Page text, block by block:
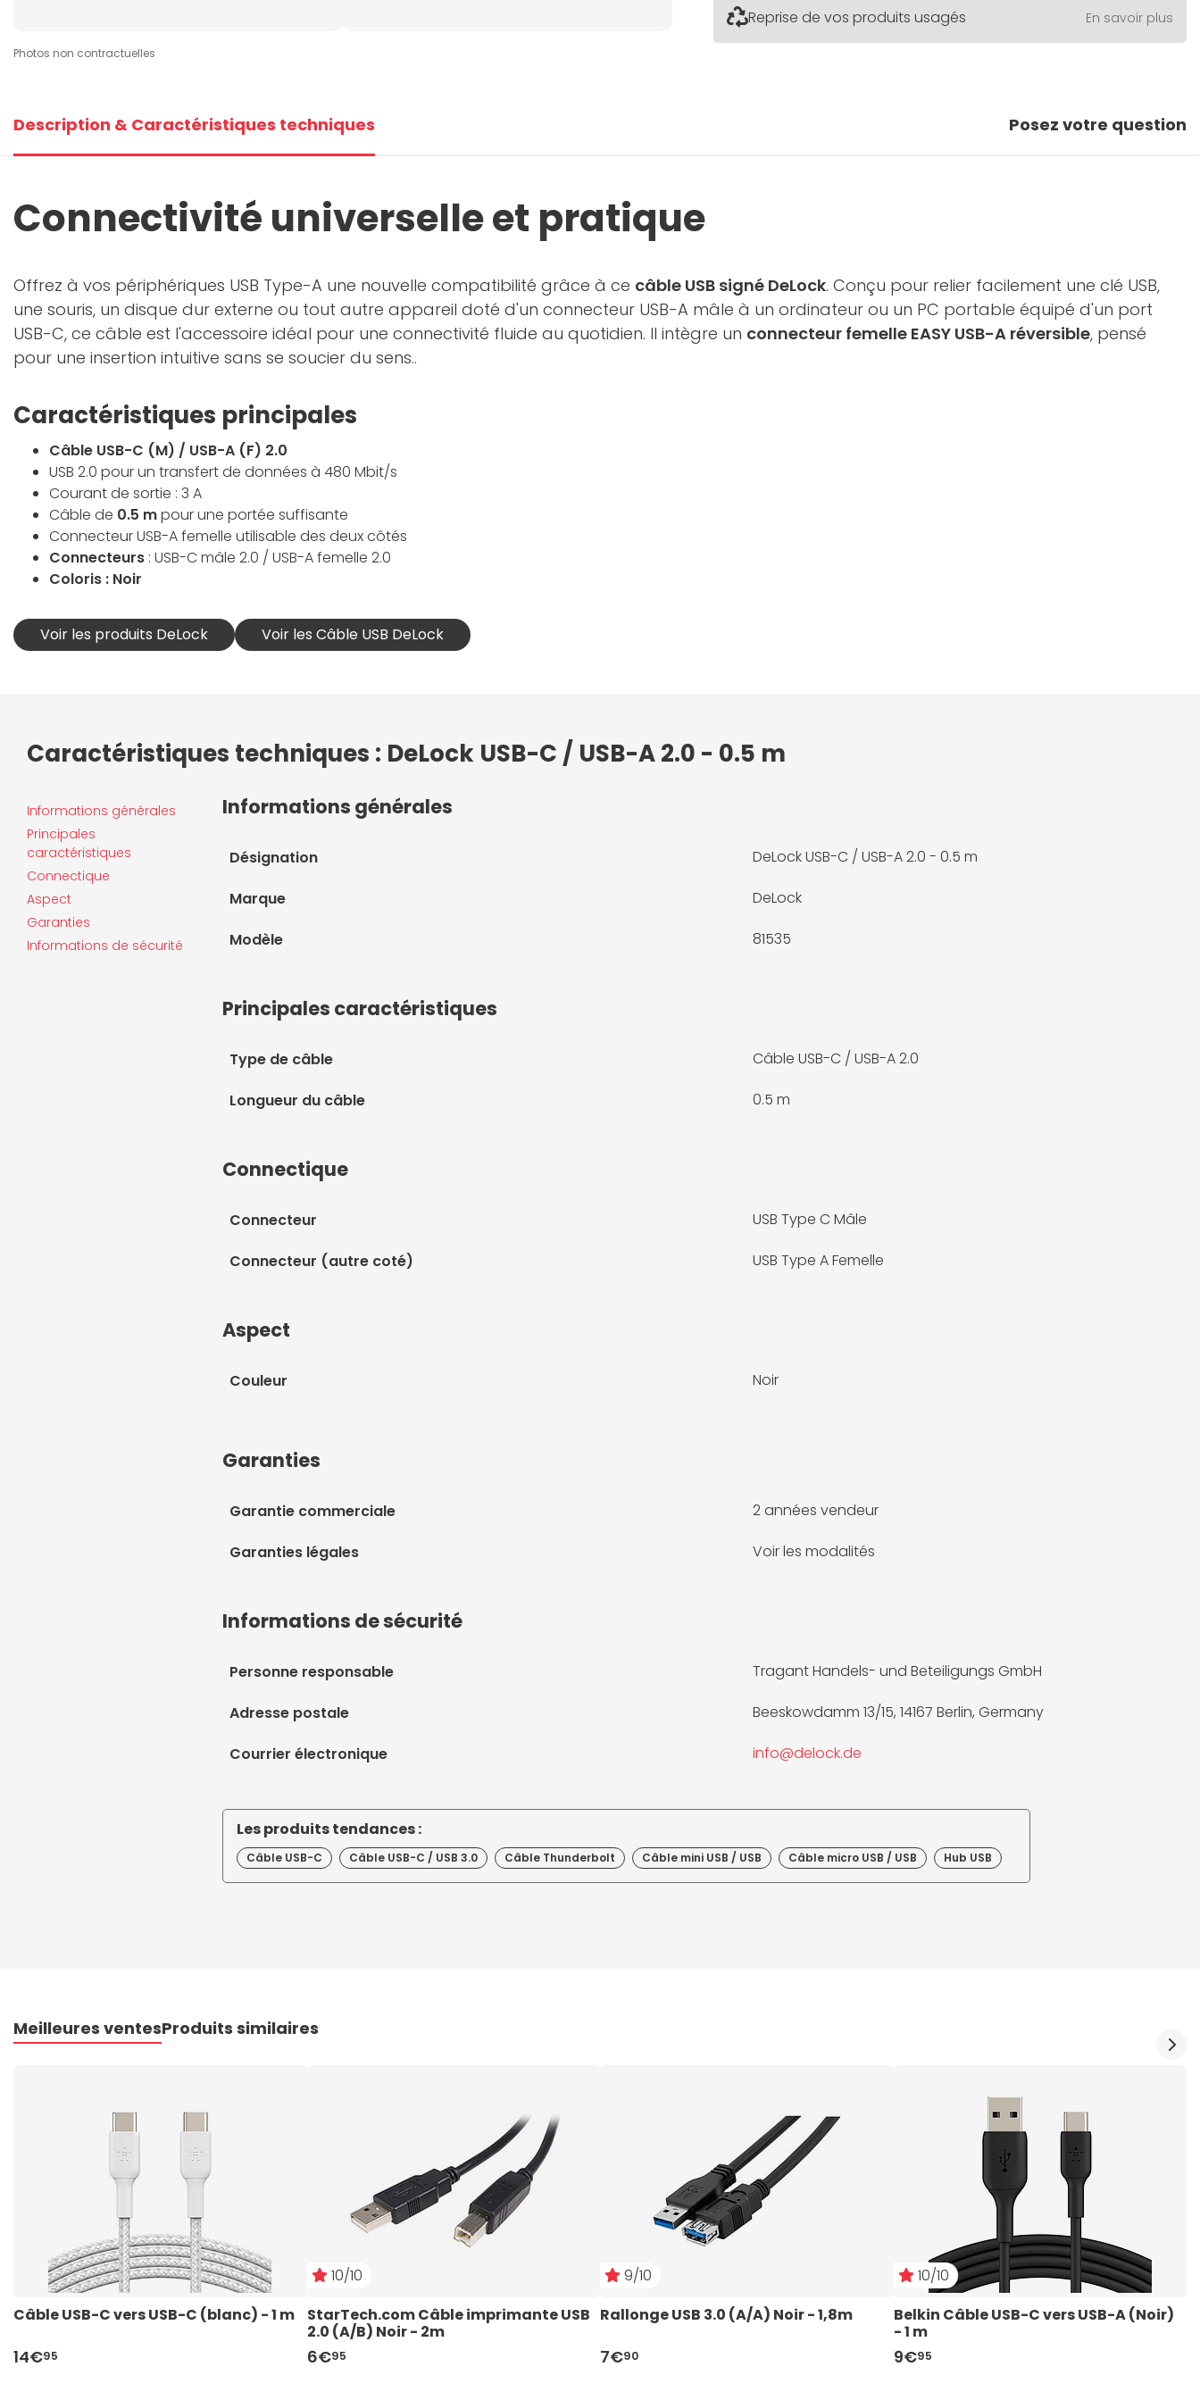
Photos non contractuelles
Reprise de vos produits usagés En savoir plus
Description & Caractéristiques techniques Posez votre question
Connectivité universelle et pratique
Offrez à vos périphériques USB Type-A une nouvelle compatibilité grâce à ce câble USB signé DeLock. Conçu pour relier facilement une clé USB,
une souris, un disque dur externe ou tout autre appareil doté d'un connecteur USB-A mâle à un ordinateur ou un PC portable équipé d'un port
USB-C, ce câble est l'accessoire idéal pour une connectivité fluide au quotidien. Il intègre un connecteur femelle EASY USB-A réversible, pensé
pour une insertion intuitive sans se soucier du sens..
Caractéristiques principales
Câble USB-C (M) / USB-A (F) 2.0
USB 2.0 pour un transfert de données à 480 Mbit/s
Courant de sortie : 3 A
Câble de 0.5 mpour une portée suffisante
Connecteur USB-A femelle utilisable des deux côtés
Connecteurs : USB-C mâle 2.0 / USB-A femelle 2.0
Coloris : Noir
Voir les produits DeLock Voir les Câble USB DeLock
Caractéristiques techniques : DeLock USB-C / USB-A 2.0 - 0.5 m
Informations générales
Principales
caractéristiques
Connectique
Aspect
Garanties
Informations de sécurité
Informations générales
Désignation DeLock USB-C / USB-A 2.0 - 0.5 m
Marque DeLock
Modèle 81535
Principales caractéristiques
Type de câble Câble USB-C / USB-A 2.0
Longueur du câble 0.5 m
Connectique
Connecteur USB Type C Mâle
Connecteur (autre coté) USB Type A Femelle
Aspect
Couleur Noir
Garanties
Garantie commerciale 2 années vendeur
Garanties légales Voir les modalités
Informations de sécurité
Personne responsable Tragant Handels- und Beteiligungs GmbH
Adresse postale Beeskowdamm 13/15, 14167 Berlin, Germany
Courrier électronique info@delock.de
Les produits tendances :
Câble USB-C Câble USB-C / USB 3.0 Câble Thunderbolt Câble mini USB / USB Câble micro USB / USB Hub USB
Meilleures ventesProduits similaires
Câble USB-C vers USB-C (blanc) - 1 m
14€95
10/10
StarTech.com Câble imprimante USB
2.0 (A/B) Noir - 2m
6€95
9/10
Rallonge USB 3.0 (A/A) Noir - 1,8m
7€90
10/10
Belkin Câble USB-C vers USB-A (Noir)
- 1 m
9€95